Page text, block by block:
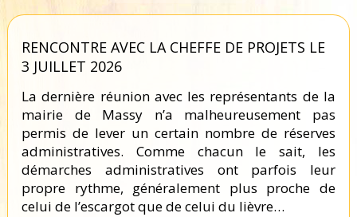
RENCONTRE AVEC LA CHEFFE DE PROJETS LE
3 JUILLET 2026
La dernière réunion avec les représentants de la
mairie de Massy n’a malheureusement pas
permis de lever un certain nombre de réserves
administratives. Comme chacun le sait, les
démarches administratives ont parfois leur
propre rythme, généralement plus proche de
celui de l’escargot que de celui du lièvre…